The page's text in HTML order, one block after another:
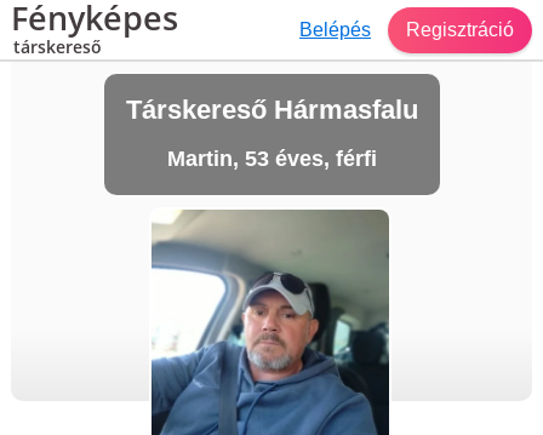
Fényképes
társkereső
Belépés Regisztráció
Társkereső Hármasfalu
Martin, 53 éves, férfi